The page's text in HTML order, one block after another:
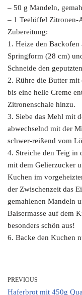
– 50 g Mandeln,
– 1 Teelöffel Zitronen-
Zubereitung:
1. Heize den Backofen
Springform (28 cm)
Schneide den
2. Rühre die Butter
bis eine helle Creme
Zitronenschale hinzu.
3. Siebe das Mehl mit
abwechselnd mit der
schwer-reißend vom
4. Streiche den Teig in
mit dem Gelierzucker
Kuchen im
der Zwischenzeit das
gemahlenen Mandeln
Baisermasse auf dem
besonders schön aus!
6. Backe den Kuchen
PREVIOUS
Haferbrot mit 450g